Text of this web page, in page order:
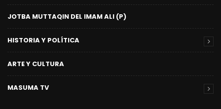
JOTBA MUTTAQIN DEL IMAM ALI (P)
HISTORIA Y POLÍTICA
ARTE Y CULTURA
MASUMA TV